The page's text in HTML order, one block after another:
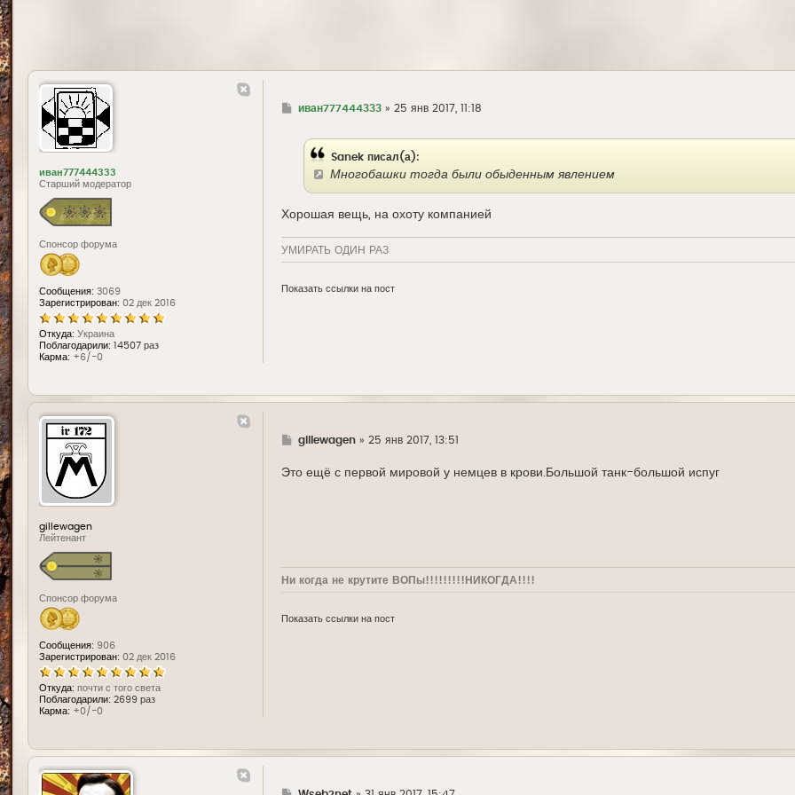
иван777444333
Старший модератор
Спонсор форума
Сообщения: 3069
Зарегистрирован: 02 дек 2016
Откуда: Украина
Поблагодарили:
14507 раз
Карма: +6/-0
Гиван777444333» 25 янв 2017, 11:18
Sanek писал(а):
Многобашки тогда были обыденным явлением
Хорошая вещь, на охоту компанией
УМИРАТЬ ОДИН РАЗ
Показать ссылки на пост
gillewagen
Лейтенант
Спонсор форума
Сообщения: 906
Зарегистрирован: 02 дек 2016
Откуда: почти с того света
Поблагодарили: 2699 раз
Карма: +0/-0
Гgillewagen» 25 янв 2017, 13:51
Это ещё с первой мировой у немцев в крови.Большой танк-большой испуг
Ни когда не крутите ВОПы!!!!!!!!!НИКОГДА!!!!
Показать ссылки на пост